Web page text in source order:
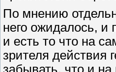
По мнению
него ожидалось, и
и есть то что на
зрителя действия
забывать, что и на